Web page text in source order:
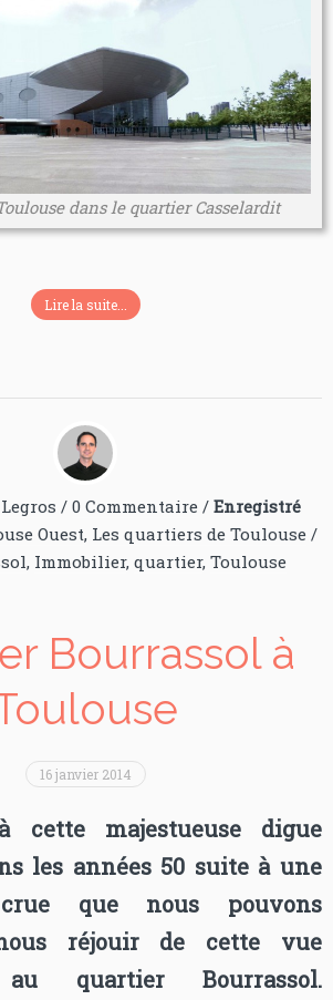
dans le quartier Casselardit
Lire la suite...
/ 0 Commentaire / Enregistré
Ouest, Les quartiers de Toulouse /
, Immobilier, quartier, Toulouse
Bourrassol à
16 janvier 2014
cette majestueuse digue
les années 50 suite à une
que nous pouvons
réjouir de cette vue
au quartier Bourrassol.